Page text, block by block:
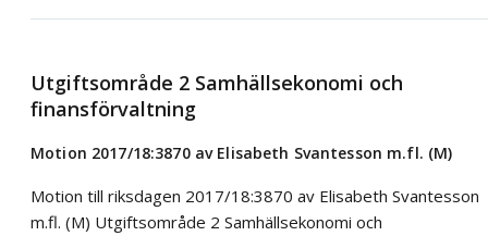
Utgiftsområde 2 Samhällsekonomi och
finansförvaltning
Motion 2017/18:3870 av Elisabeth Svantesson m.fl. (M)
Motion till riksdagen 2017/18:3870 av Elisabeth Svantesson
m.fl. (M) Utgiftsområde 2 Samhällsekonomi och